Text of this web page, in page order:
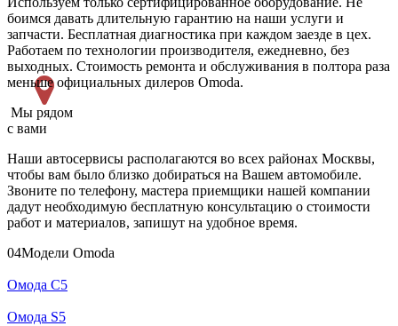
боимся давать длительную гарантию на наши услуги и
запчасти. Бесплатная диагностика при каждом заезде в цех.
Работаем по технологии производителя, ежедневно, без
выходных. Cтоимость ремонта и обслуживания в полтора раза
меньше официальных дилеров Omoda.
Мы рядом
с вами
Наши автосервисы располагаются во всех районах Москвы,
чтобы вам было близко добираться на Вашем автомобиле.
Звоните по телефону, мастера приемщики нашей компании
дадут необходимую бесплатную консультацию о стоимости
работ и материалов, запишут на удобное время.
04Модели Omoda
Омода С5
Омода S5